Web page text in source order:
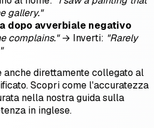
gallery."
dopo avverbiale negativo
complains."→ Inverti: "Rarely
direttamente collegato al
Scopri come l'accuratezza
nella nostra guida sulla
in inglese.